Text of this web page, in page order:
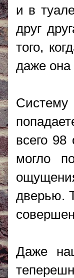
и в
друг
того,
даже она
всего
могло
дверью.
Даже